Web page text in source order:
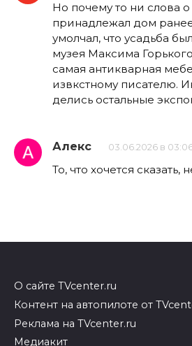
Но почему то ни слова
принадлежал дом
умолчал, что усадьба
музея Максима
самая антикварная
извкстному писателю.
делись остальные
Алекс 03.06.2026 в
То, что хочется сказать,
О сайте TVcenter.ru
Контент на автопилоте от
Реклама на TVcenter.ru
Медиакит